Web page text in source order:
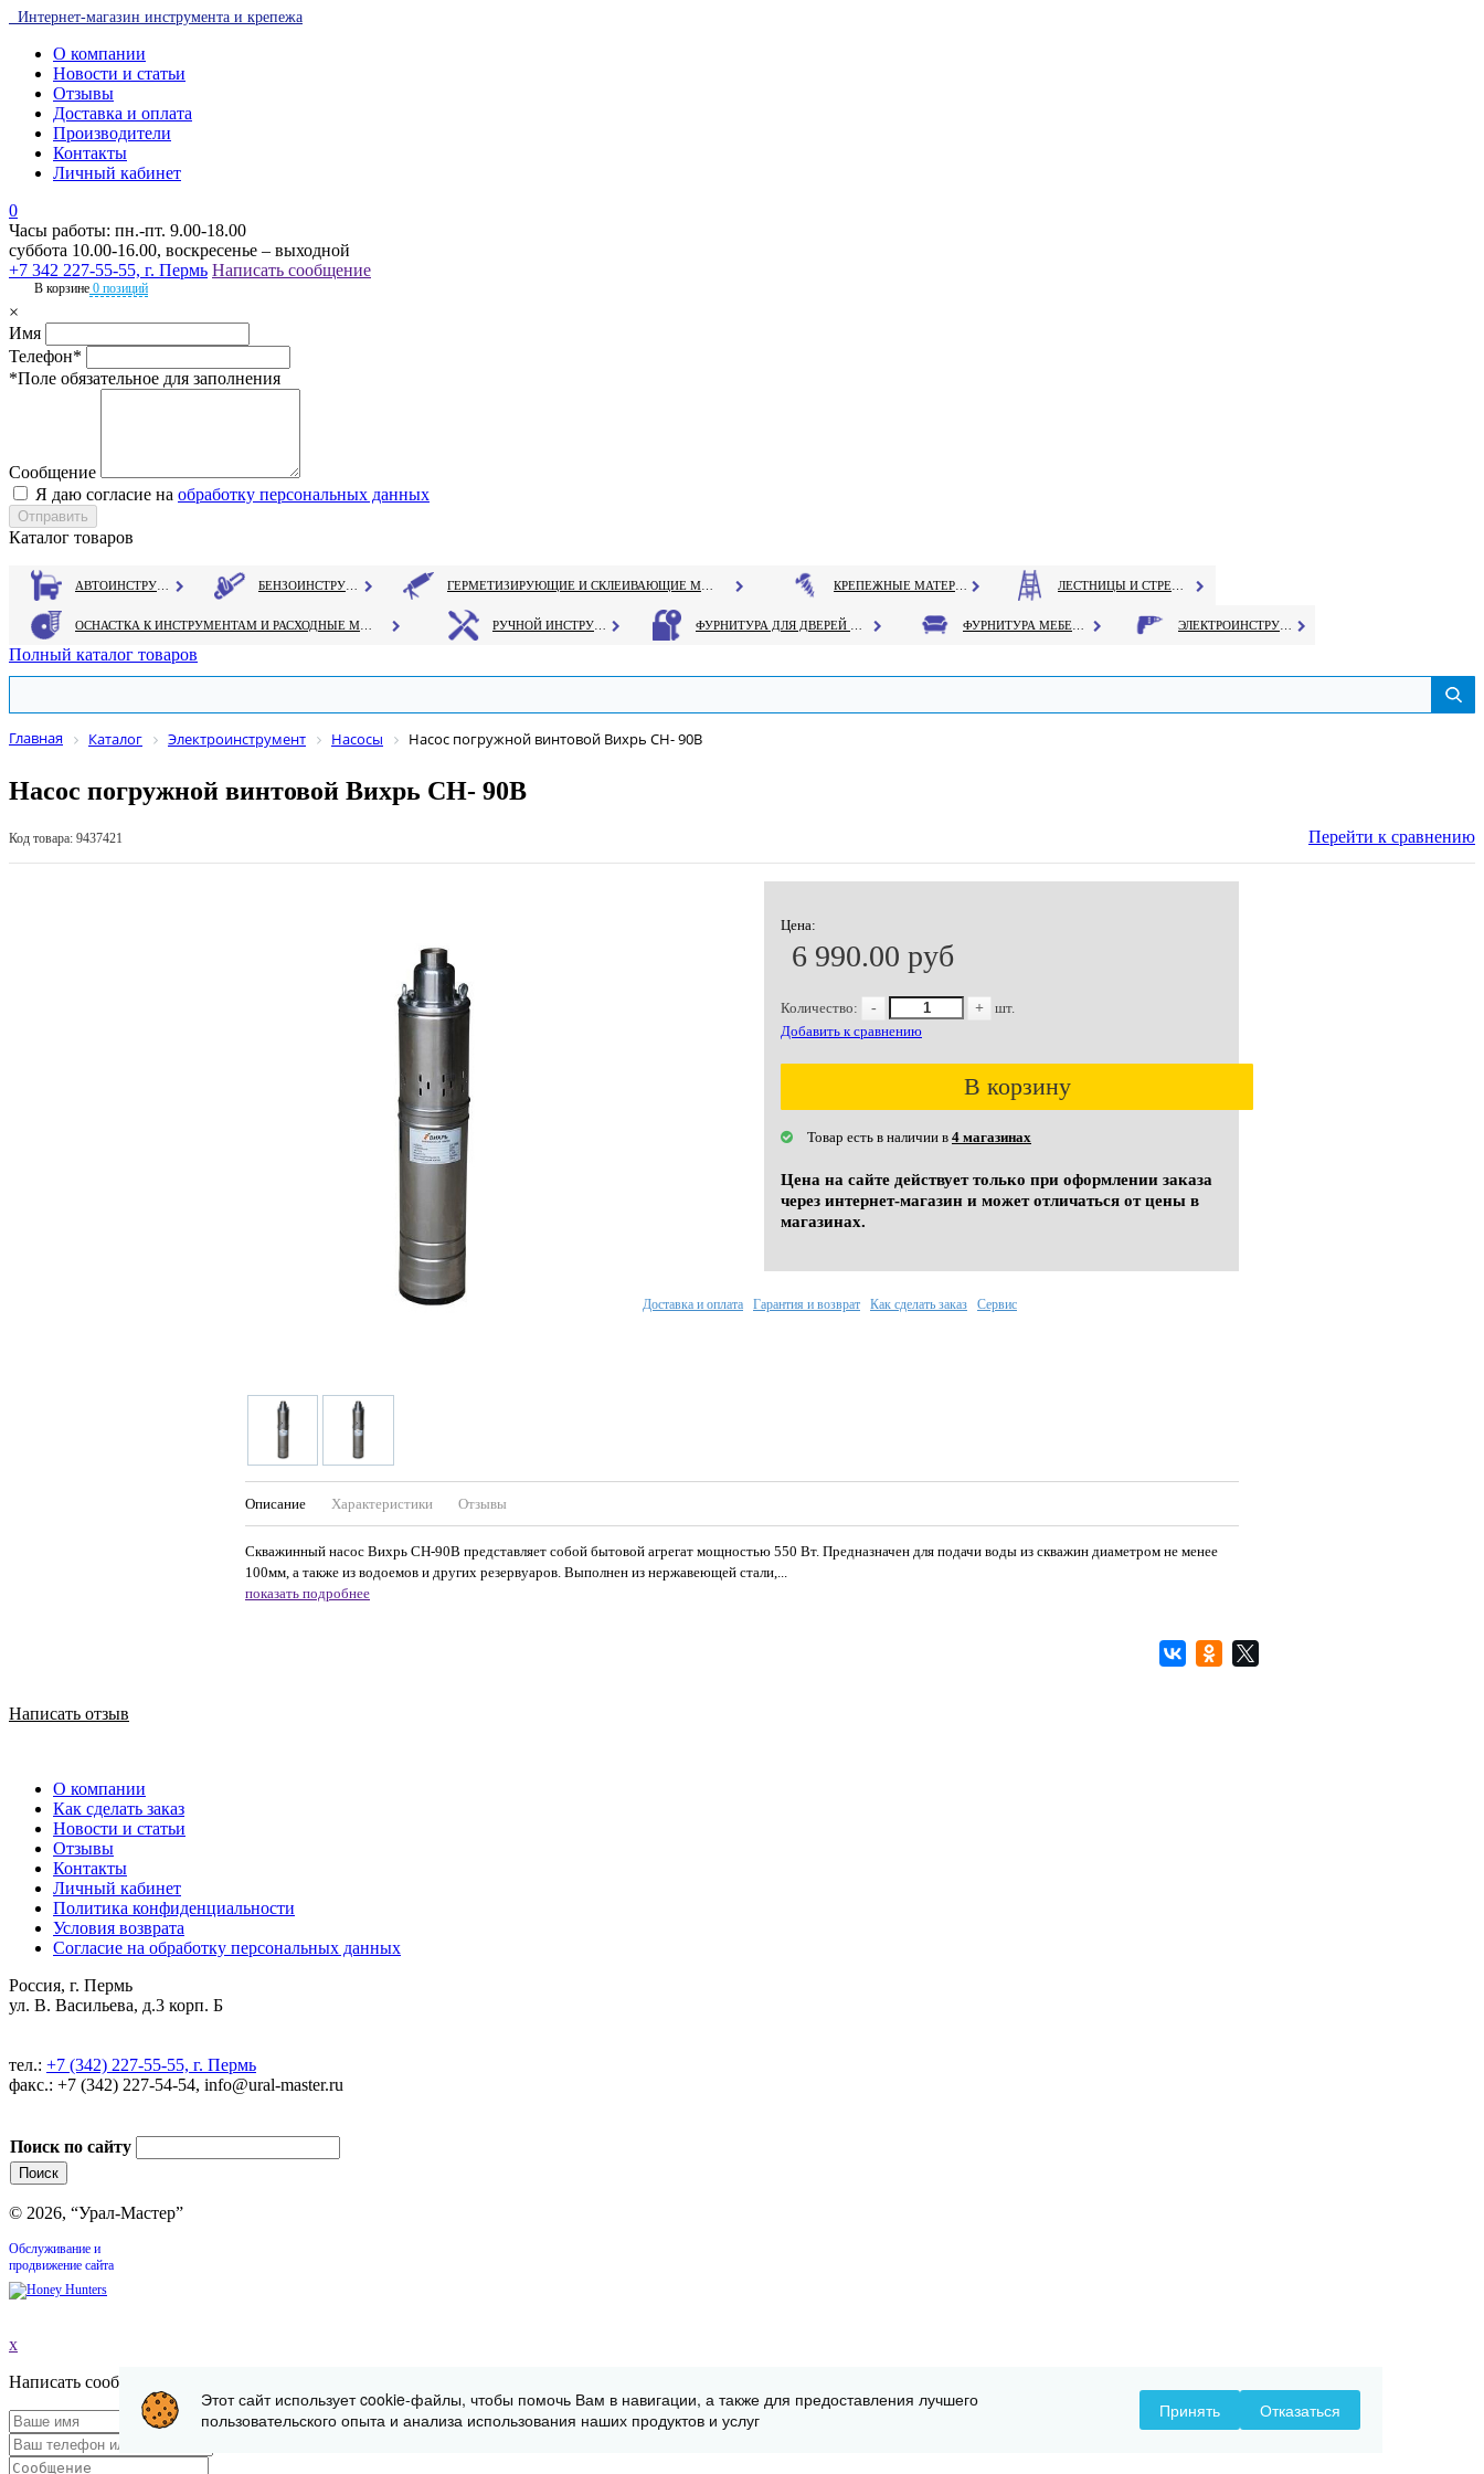
Интернет-магазин инструмента и крепежа
О компании
Новости и статьи
Отзывы
Доставка и оплата
Производители
Контакты
Личный кабинет
0
Часы работы: пн.-пт. 9.00-18.00
суббота 10.00-16.00, воскресенье – выходной
+7 342 227-55-55, г. Пермь Написать сообщение
В корзине 0 позиций
×
Имя
Телефон*
*Поле обязательное для заполнения
Сообщение
Я даю согласие на обработку персональных данных
Каталог товаров
Полный каталог товаров
Главная Каталог Электроинструмент Насосы Насос погружной винтовой Вихрь CH- 90В
Насос погружной винтовой Вихрь CH- 90В
Код товара: 9437421 Перейти к сравнению
Цена:
6 990.00 руб
Количество: - +
шт.
Добавить к сравнению
В корзину
Товар есть в наличии в 4 магазинах
Цена на сайте действует только при оформлении заказа
через интернет-магазин и может отличаться от цены в
магазинах.
Описание Характеристики Отзывы
Скважинный насос Вихрь СН-90B представляет собой бытовой агрегат мощностью 550 Вт. Предназначен для подачи воды из скважин диаметром не менее
100мм, а также из водоемов и других резервуаров. Выполнен из нержавеющей стали,...
показать подробнее
Доставка и оплата Гарантия и возврат Как сделать заказ Сервис
Написать отзыв
О компании
Как сделать заказ
Новости и статьи
Отзывы
Контакты
Личный кабинет
Политика конфиденциальности
Условия возврата
Согласие на обработку персональных данных
Россия, г. Пермь
ул. В. Васильева, д.3 корп. Б
тел.: +7 (342) 227-55-55, г. Пермь
факс.: +7 (342) 227-54-54, info@ural-master.ru
Поиск по сайту
© 2026, “Урал-Мастер”
Обслуживание и
продвижение сайта
x
Написать сообщение
Этот сайт использует cookie-файлы, чтобы помочь Вам в навигации, а также для предоставления лучшего
пользовательского опыта и анализа использования наших продуктов и услуг
Принять Отказаться